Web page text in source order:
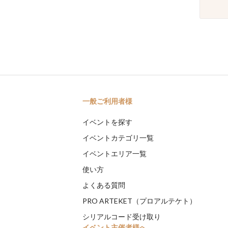
一般ご利用者様
イベントを探す
イベントカテゴリ一覧
イベントエリア一覧
使い方
よくある質問
PRO ARTEKET（プロアルテケト）
シリアルコード受け取り